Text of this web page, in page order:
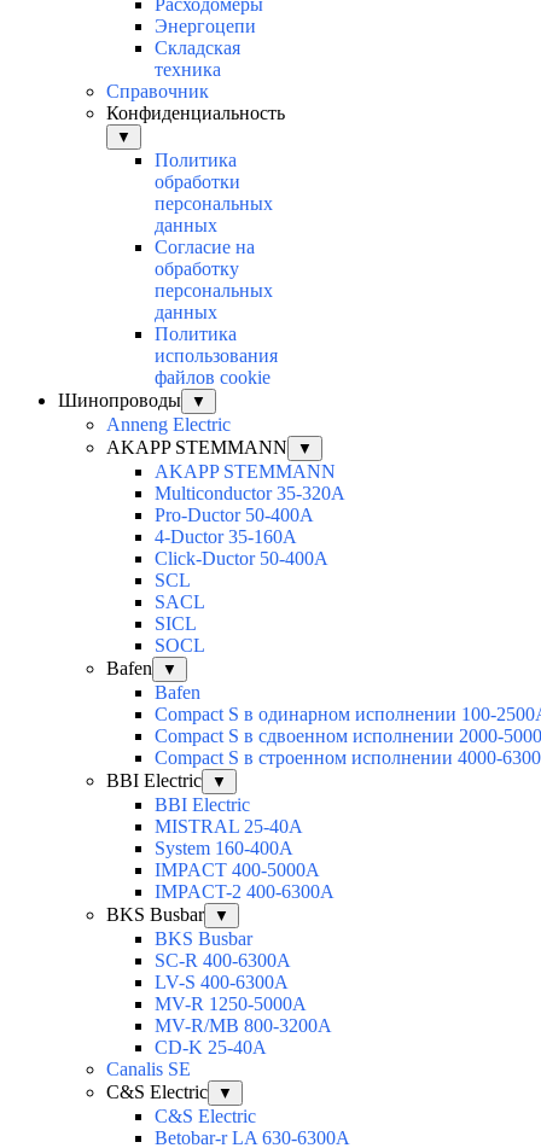
Расходомеры
Энергоцепи
Складская
техника
Справочник
Конфиденциальность
▼
Политика
обработки
персональных
данных
Согласие на
обработку
персональных
данных
Политика
использования
файлов cookie
Шинопроводы
▼
Anneng Electric
AKAPP STEMMANN
▼
AKAPP STEMMANN
Multiconductor 35-320A
Pro-Ductor 50-400A
4-Ductor 35-160A
Click-Ductor 50-400A
SCL
SACL
SICL
SOCL
Bafen
▼
Bafen
Compact S в одинарном исполнении 100-
Compact S в сдвоенном исполнении 2000-
Compact S в строенном исполнении 4000-
BBI Electric
▼
BBI Electric
MISTRAL 25-40А
System 160-400А
IMPACT 400-5000А
IMPACT-2 400-6300А
BKS Busbar
▼
BKS Busbar
SC-R 400-6300A
LV-S 400-6300A
MV-R 1250-5000A
MV-R/MB 800-3200A
CD-K 25-40A
Canalis SE
C&S Electric
▼
C&S Electric
Betobar-r LA 630-6300A